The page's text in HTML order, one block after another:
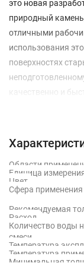
это новая
природный
отличными
использования
поверхностях
качественно и
Смесь сухая
строительного
поверхностей
плиткой,
камнем, печными
поверхности
Состав
Области
Единица
Цвет
Сфера применения
Рекомендуемая
Расход
Количество воды
смеси
Температура
Температура
Минимальная